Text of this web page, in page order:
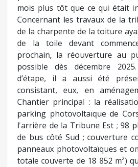
mois plus tôt que ce qui était
Concernant les travaux de la
de la charpente de la toiture
de la toile devant
prochain, la réouverture au
possible dès décembre
d’étape, il a aussi été
consistant, eux, en
Chantier principal : la
parking photovoltaïque de
l'arrière de la Tribune Est ; 98
de bus côté Sud ; couverture
panneaux photovoltaïques et
totale couverte de 18 852 m²)